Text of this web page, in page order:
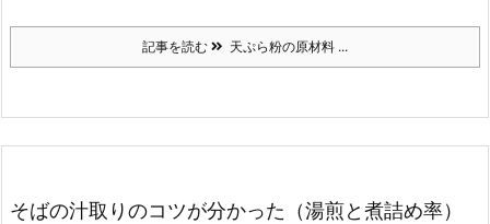
記事を読む 天ぷら粉の原材料 ...
そばの汁取りのコツが分かった（湯煎と煮詰め率）